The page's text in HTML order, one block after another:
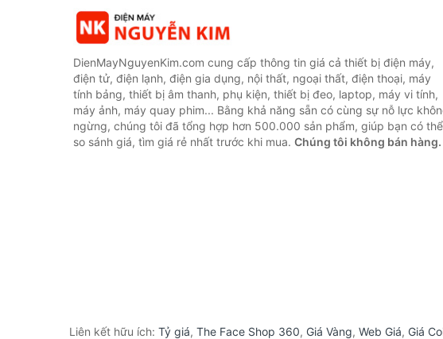
DienMayNguyenKim.com cung cấp thông tin giá cả thiết bị điện máy,
điện tử, điện lạnh, điện gia dụng, nội thất, ngoại thất, điện thoại, máy
tính bảng, thiết bị âm thanh, phụ kiện, thiết bị đeo, laptop, máy vi tính,
máy ảnh, máy quay phim... Bằng khả năng sẵn có cùng sự nỗ lực
ngừng, chúng tôi đã tổng hợp hơn 500.000 sản phẩm, giúp bạn có thể
so sánh giá, tìm giá rẻ nhất trước khi mua. Chúng tôi không bán hàng.
Liên kết hữu ích: Tỷ giá, The Face Shop 360, Giá Vàng, Web Giá, Giá